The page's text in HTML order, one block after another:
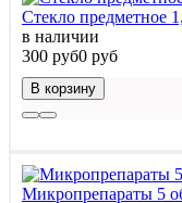
Стекло предметное
в наличии
300 руб0 руб
В корзину
Микропрепараты 5